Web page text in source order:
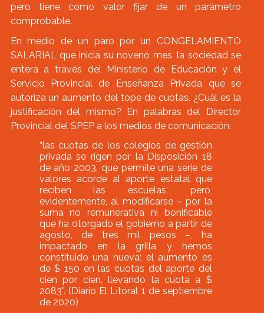
pero tiene como valor fijar de un parámetro
comprobable.
En medio de un paro por un CONGELAMIENTO
SALARIAL que inicia su noveno mes, la sociedad se
entera a través del Ministerio de Educación y el
Servicio Provincial de Enseñanza Privada que se
autoriza un aumento del tope de cuotas. ¿Cuál es la
justificación del mismo? En palabras del Director
Provincial del SPEP a los medios de comunicación:
“las cuotas de los colegios de gestión
privada se rigen por la Disposición 18
de año 2003, que permite una serie de
valores acorde al aporte estatal que
reciben las escuelas; pero,
evidentemente, al modificarse – por la
suma no remunerativa ni bonificable
que ha otorgado el gobierno a partir de
agosto, de tres mil pesos –, ha
impactado en la grilla y hemos
constituido una nueva: el aumento es
de $ 150 en las cuotas del aporte del
cien por cien, llevando la cuota a $
2083”. (Diario El Litoral 1 de septiembre
de 2020)